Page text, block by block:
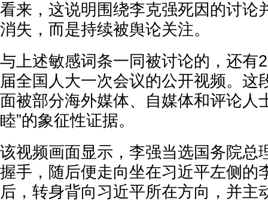
看来，这说明围绕李克强死因的讨论
消失，而是持续被舆论关注。
与上述敏感词条一同被讨论的，还有
届全国人大一次会议的公开视频。这
面被部分海外媒体、自媒体和评论人
睦”的象征性证据。
该视频画面显示，李强当选国务院总
握手，随后便走向坐在习近平左侧的
后，转身背向习近平所在方向，并主